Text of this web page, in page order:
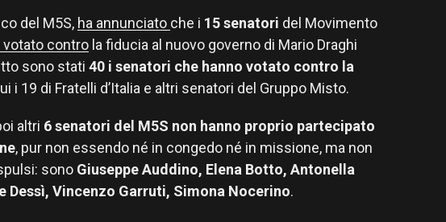
del M5S, ha annunciato che i 15 senatori del Movimento
votato contro la fiducia al nuovo governo di Mario Draghi
sono stati 40 i senatori che hanno votato contro la
i 19 di Fratelli d’Italia e altri senatori del Gruppo Misto.
altri 6 senatori del M5S non hanno proprio partecipato
, pur non essendo né in congedo né in missione, ma non
sono Giuseppe Auddino, Elena Botto, Antonella
Dessì, Vincenzo Garruti, Simona Nocerino.